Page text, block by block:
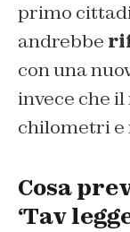
primo
andrebbe
con una
invece che
chilometri e
Cosa
‘Tav